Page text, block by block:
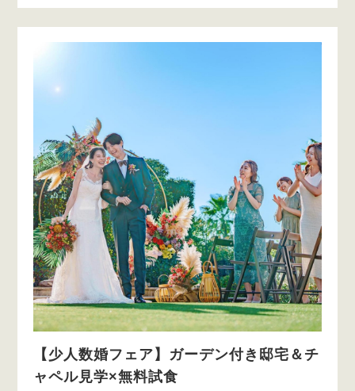
【少人数婚フェア】ガーデン付き邸宅＆チ
ャペル見学×無料試食